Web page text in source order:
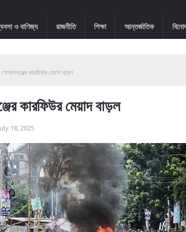
ও বাণিজ্য রাজনীতি শিক্ষা আন্তর্জাতিক
গোপালগঞ্জের কারফিউর মেয়াদ বাড়ল
কারফিউর মেয়াদ বাড়ল
18, 2025